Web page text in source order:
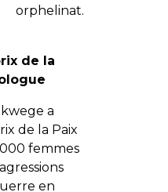
de la
a
de la Paix
femmes
en